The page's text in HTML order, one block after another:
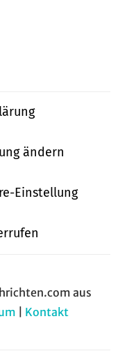
ändern
Einstellung
aus
Kontakt